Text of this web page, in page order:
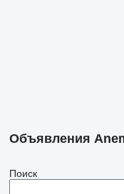
Объявления
Поиск